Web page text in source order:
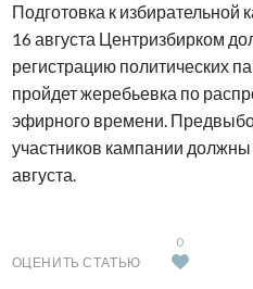
Подготовка к
16 августа Центризбирком
регистрацию политических
пройдет жеребьевка по
эфирного времени.
участников кампании должны
августа.
ОЦЕНИТЬ СТАТЬЮ
0